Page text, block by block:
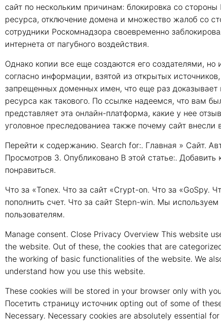
сайт по нескольким причинам: блокировка со
ресурса, отключение домена и множество жалоб со
сотрудники Роскомнадзора своевременно
интернета от пагубного воздействия.
Однако копии все еще создаются его создателями,
согласно информации, взятой из открытых
запрещенных доменных имен, что еще раз доказывает
ресурса как такового. По ссылке надеемся, что вам
представляет эта онлайн-платформа, какие у нее
уголовное преследованиеа также почему сайт
Перейти к содержанию. Search for:. Главная » Сайт.
Просмотров 3. Опубликовано В этой статье:.
понравиться.
Что за «Tonex. Что за сайт «Crypt-on. Что за «GoSpy.
пополнить счет. Что за сайт Stepn-win. Мы
пользователям.
Manage consent. Close Privacy Overview This website
the website. Out of these, the cookies that are
the working of basic functionalities of the website. We
understand how you use this website.
These cookies will be stored in your browser only with
Посетить страницу источник opting out of some of
Necessary. Necessary cookies are absolutely essential